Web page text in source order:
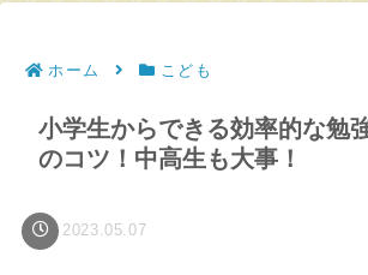
ホーム こども
小学生からできる効率的な勉
のコツ！中高生も大事！
2023.05.07